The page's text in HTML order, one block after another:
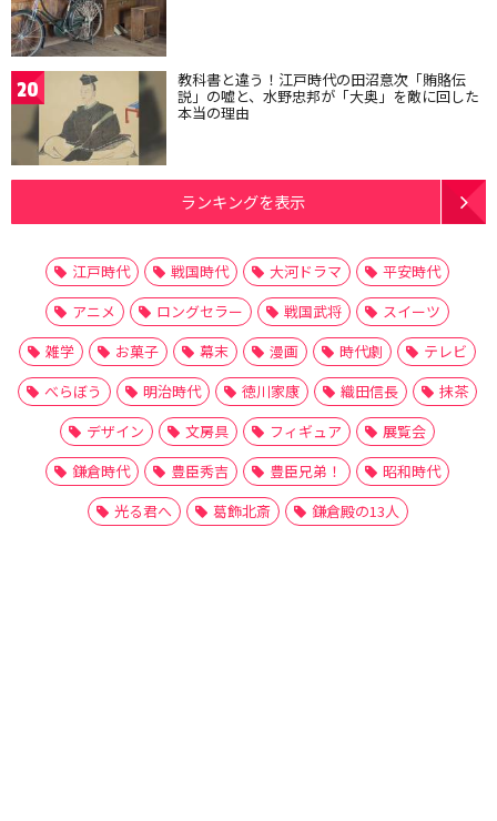
20 教科書と違う！江戸時代の田沼意次「賄賂伝
説」の嘘と、水野忠邦が「大奥」を敵に回した
本当の理由
ランキングを表示
江戸時代 戦国時代 大河ドラマ
平安時代
アニメ
ロングセラー 戦国武将
スイーツ
雑学
お菓子 幕末 漫画 時代劇
テレビ
べらぼう
明治時代 徳川家康 織田信長
抹茶
デザイン
文房具 フィギュア
展覧会
鎌倉時代
豊臣秀吉 豊臣兄弟！
昭和時代
光る君へ
葛飾北斎 鎌倉殿の13人